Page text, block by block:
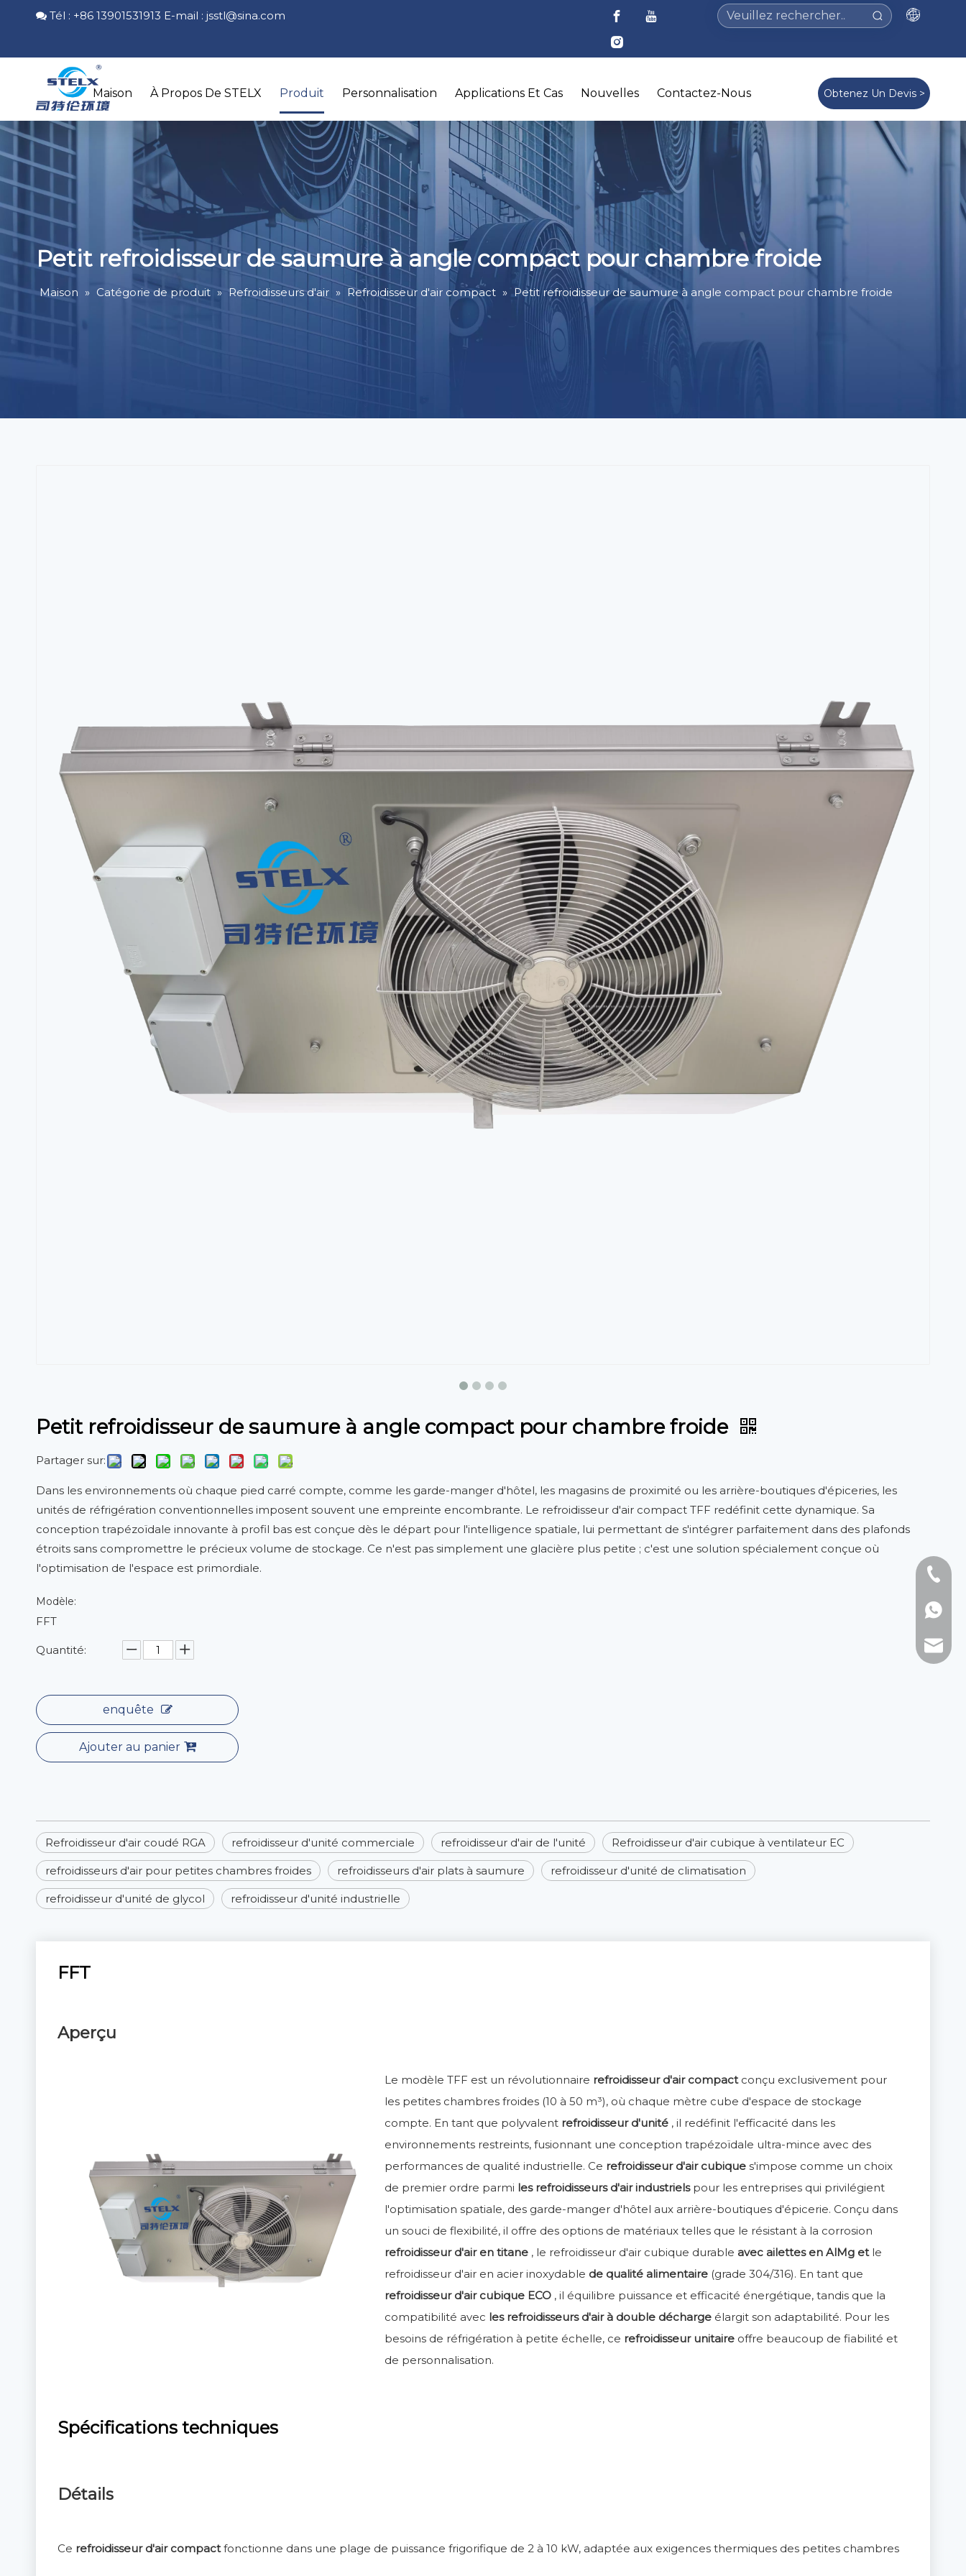
 Tél : +86 13901531913 E-mail : jsstl@sina.com
Maison À Propos De STELX Produit Personnalisation Applications Et Cas Nouvelles Contactez-Nous Obtenez Un Devis >
Petit refroidisseur de saumure à angle compact pour chambre froide
Maison » Catégorie de produit » Refroidisseurs d'air » Refroidisseur d'air compact » Petit refroidisseur de saumure à angle compact pour chambre froide
Petit refroidisseur de saumure à angle compact pour chambre froide
Partager sur:
Dans les environnements où chaque pied carré compte, comme les garde-manger d'hôtel, les magasins de proximité ou les arrière-boutiques d'épiceries, les
unités de réfrigération conventionnelles imposent souvent une empreinte encombrante. Le refroidisseur d'air compact TFF redéfinit cette dynamique. Sa
conception trapézoïdale innovante à profil bas est conçue dès le départ pour l'intelligence spatiale, lui permettant de s'intégrer parfaitement dans des plafonds
étroits sans compromettre le précieux volume de stockage. Ce n'est pas simplement une glacière plus petite ; c'est une solution spécialement conçue où
l'optimisation de l'espace est primordiale.
Modèle:
FFT
Quantité:
enquête
Ajouter au panier
Refroidisseur d'air coudé RGA refroidisseur d'unité commerciale refroidisseur d'air de l'unité Refroidisseur d'air cubique à ventilateur EC
refroidisseurs d'air pour petites chambres froides refroidisseurs d'air plats à saumure refroidisseur d'unité de climatisation
refroidisseur d'unité de glycol refroidisseur d'unité industrielle
FFT
Aperçu
Le modèle TFF est un révolutionnaire refroidisseur d'air compact conçu exclusivement pour
les petites chambres froides (10 à 50 m³), ​​où chaque mètre cube d'espace de stockage
compte. En tant que polyvalent refroidisseur d'unité , il redéfinit l'efficacité dans les
environnements restreints, fusionnant une conception trapézoïdale ultra-mince avec des
performances de qualité industrielle. Ce refroidisseur d'air cubique s'impose comme un choix
de premier ordre parmi les refroidisseurs d'air industriels pour les entreprises qui privilégient
l'optimisation spatiale, des garde-manger d'hôtel aux arrière-boutiques d'épicerie. Conçu dans
un souci de flexibilité, il offre des options de matériaux telles que le résistant à la corrosion
refroidisseur d'air en titane , le refroidisseur d'air cubique durable avec ailettes en AlMg et le
refroidisseur d'air en acier inoxydable de qualité alimentaire (grade 304/316). En tant que
refroidisseur d'air cubique ECO , il équilibre puissance et efficacité énergétique, tandis que la
compatibilité avec les refroidisseurs d'air à double décharge élargit son adaptabilité. Pour les
besoins de réfrigération à petite échelle, ce refroidisseur unitaire offre beaucoup de fiabilité et
de personnalisation.
Spécifications techniques
Détails
Ce refroidisseur d'air compactfonctionne dans une plage de puissance frigorifique de 2 à 10 kW, adaptée aux exigences thermiques des petites chambres
Tél :